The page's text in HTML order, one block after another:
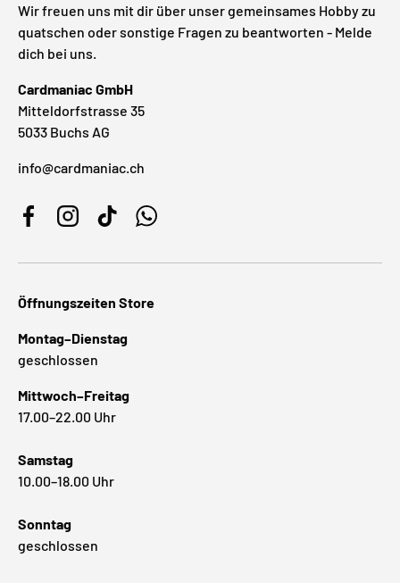
Wir freuen uns mit dir über unser gemeinsames Hobby zu
quatschen oder sonstige Fragen zu beantworten - Melde
dich bei uns.
Cardmaniac GmbH
Mitteldorfstrasse 35
5033 Buchs AG
info@cardmaniac.ch
FacebookInstagramTikTokWhatsApp
Öffnungszeiten Store
Montag–Dienstag
geschlossen
Mittwoch–Freitag
17.00–22.00 Uhr
Samstag
10.00–18.00 Uhr
Sonntag
geschlossen